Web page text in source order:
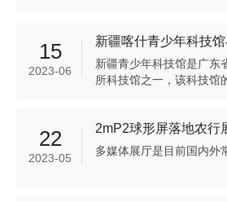
15
2023-06
新疆喀什青少年科技
新疆青少年科技馆是广东
所科技馆之一，该科技馆
22
2023-05
2mP2球形屏落地农行
多媒体展厅是目前国内外